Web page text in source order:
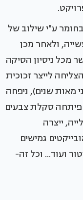
ע"י שילוב של
ולאחר מכן
מכל ניסיון הסיקה
לייצר זכוכית
מאות שנים), ניפחה
פיתחה סקלת צבעים
ייצרה
גמישים
ועוד... וכל זה-